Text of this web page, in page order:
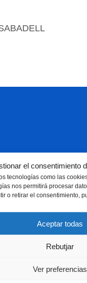
el consentimiento
tecnologías como las
nos permitirá procesar
o retirar el consentimiento,
Aceptar todas
Rebutjar
Ver preferencias